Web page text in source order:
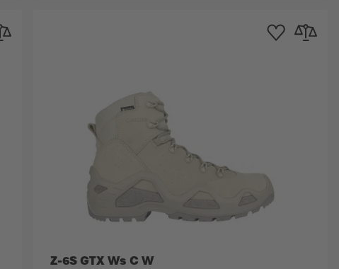
liste d'achats
au comparateur
Z-6S GTX Ws C W
Ajouter à la liste
Ajouter au